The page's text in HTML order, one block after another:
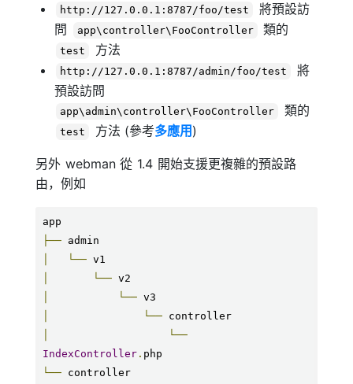
http://127.0.0.1:8787/foo/test
將預設訪
問
app\controller\FooController 類的
test 方法
http://127.0.0.1:8787/admin/foo/test
將
預設訪問
app\admin\controller\FooController 類的
test 方法 (參考多應用 )
另外 webman 從 1.4 開始支援更複雜的預設路
由，例如
├──
└──
└──
└──
└──
controller
└──
IndexController.
└── controller